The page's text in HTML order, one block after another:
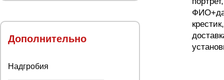
Дополнительно
Надгробия
крестик,